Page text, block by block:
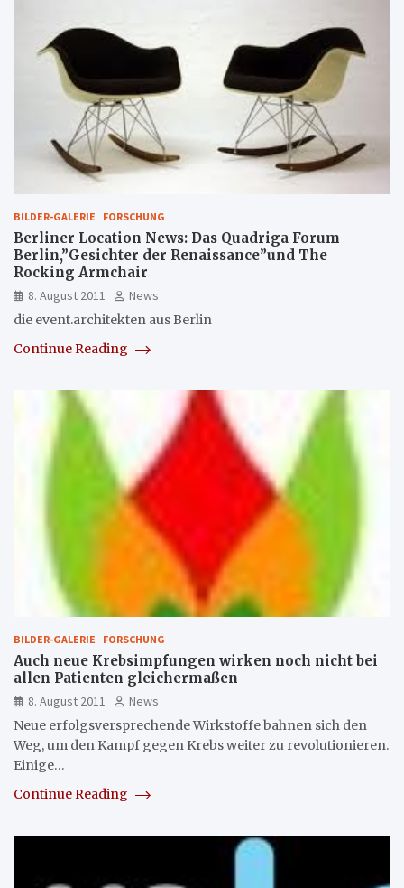
BILDER-GALERIE FORSCHUNG
Berliner Location News: Das Quadriga Forum
Berlin,”Gesichter der Renaissance”und The
Rocking Armchair
8. August 2011
News
die event.architekten aus Berlin
Continue Reading
BILDER-GALERIE FORSCHUNG
Auch neue Krebsimpfungen wirken noch nicht bei
allen Patienten gleichermaßen
8. August 2011
News
Neue erfolgsversprechende Wirkstoffe bahnen sich den
Weg, um den Kampf gegen Krebs weiter zu revolutionieren.
Einige…
Continue Reading